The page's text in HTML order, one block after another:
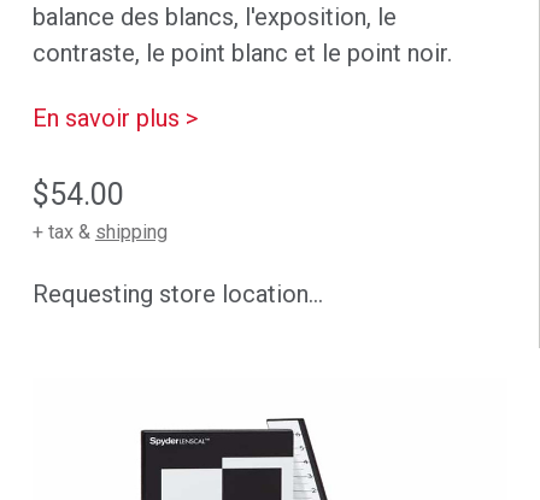
balance des blancs, l'exposition, le
contraste, le point blanc et le point noir.
En savoir plus >
$54.00
+ tax & shipping
Requesting store location...